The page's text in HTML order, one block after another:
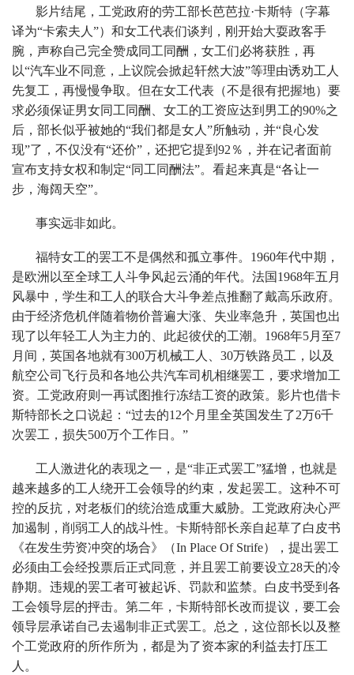
影片结尾，工党政府的劳工部长芭芭拉·卡斯特（字幕
译为“卡索夫人”）和女工代表们谈判，刚开始大耍政客手
腕，声称自己完全赞成同工同酬，女工们必将获胜，再
以“汽车业不同意，上议院会掀起轩然大波”等理由诱劝工人
先复工，再慢慢争取。但在女工代表（不是很有把握地）要
求必须保证男女同工同酬、女工的工资应达到男工的90%之
后，部长似乎被她的“我们都是女人”所触动，并“良心发
现”了，不仅没有“还价”，还把它提到92％，并在记者面前
宣布支持女权和制定“同工同酬法”。看起来真是“各让一
步，海阔天空”。
事实远非如此。
福特女工的罢工不是偶然和孤立事件。1960年代中期，
是欧洲以至全球工人斗争风起云涌的年代。法国1968年五月
风暴中，学生和工人的联合大斗争差点推翻了戴高乐政府。
由于经济危机伴随着物价普遍大涨、失业率急升，英国也出
现了以年轻工人为主力的、此起彼伏的工潮。1968年5月至7
月间，英国各地就有300万机械工人、30万铁路员工，以及
航空公司飞行员和各地公共汽车司机相继罢工，要求增加工
资。工党政府则一再试图推行冻结工资的政策。影片也借卡
斯特部长之口说起：“过去的12个月里全英国发生了2万6千
次罢工，损失500万个工作日。”
工人激进化的表现之一，是“非正式罢工”猛增，也就是
越来越多的工人绕开工会领导的约束，发起罢工。这种不可
控的反抗，对老板们的统治造成重大威胁。工党政府决心严
加遏制，削弱工人的战斗性。卡斯特部长亲自起草了白皮书
《在发生劳资冲突的场合》（In Place Of Strife），提出罢工
必须由工会经投票后正式同意，并且罢工前要设立28天的冷
静期。违规的罢工者可被起诉、罚款和监禁。白皮书受到各
工会领导层的抨击。第二年，卡斯特部长改而提议，要工会
领导层承诺自己去遏制非正式罢工。总之，这位部长以及整
个工党政府的所作所为，都是为了资本家的利益去打压工
人。